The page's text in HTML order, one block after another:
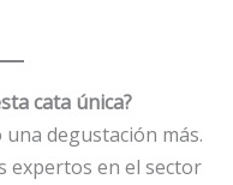
cata única?
degustación más.
expertos en el sector